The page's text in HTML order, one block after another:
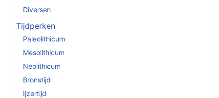
Diversen
Tijdperken
Paleolithicum
Mesolithicum
Neolithicum
Bronstijd
Ijzertijd